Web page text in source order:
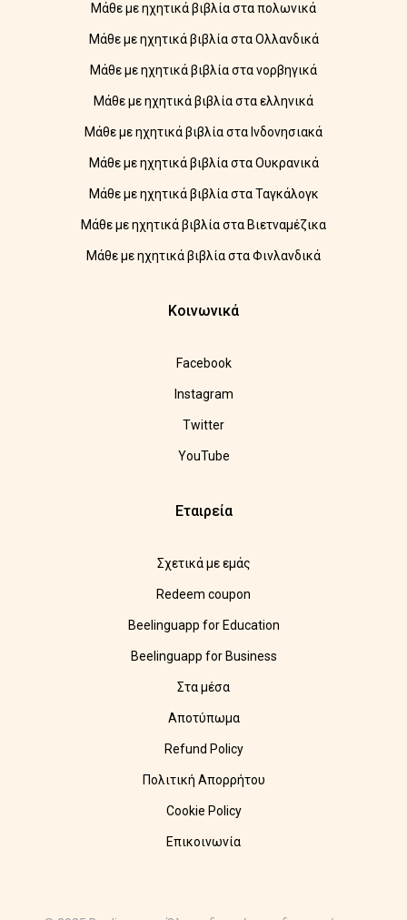
Μάθε με ηχητικά βιβλία στα πολωνικά
Μάθε με ηχητικά βιβλία στα Ολλανδικά
Μάθε με ηχητικά βιβλία στα νορβηγικά
Μάθε με ηχητικά βιβλία στα ελληνικά
Μάθε με ηχητικά βιβλία στα Ινδονησιακά
Μάθε με ηχητικά βιβλία στα Ουκρανικά
Μάθε με ηχητικά βιβλία στα Ταγκάλογκ
Μάθε με ηχητικά βιβλία στα Βιετναμέζικα
Μάθε με ηχητικά βιβλία στα Φινλανδικά
Κοινωνικά
Facebook
Instagram
Twitter
YouTube
Εταιρεία
Σχετικά με εμάς
Redeem coupon
Beelinguapp for Education
Beelinguapp for Business
Στα μέσα
Αποτύπωμα
Refund Policy
Πολιτική Απορρήτου
Cookie Policy
Επικοινωνία